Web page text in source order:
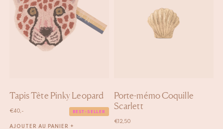
Tapis Tête Pinky Leopard
€40,- BEST-SELLER
AJOUTER AU PANIER +
Porte-mémo Coquille
Scarlett
€ 12,50